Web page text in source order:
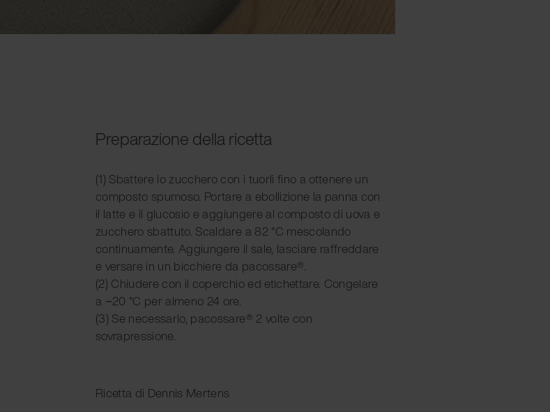
Preparazione della ricetta
(1) Sbattere lo zucchero con i tuorli fino a ottenere un
composto spumoso. Portare a ebollizione la panna con
il latte e il glucosio e aggiungere al composto di uova e
zucchero sbattuto. Scaldare a 82 °C mescolando
continuamente. Aggiungere il sale, lasciare raffreddare
e versare in un bicchiere da pacossare®.
(2) Chiudere con il coperchio ed etichettare. Congelare
a −20 °C per almeno 24 ore.
(3) Se necessario, pacossare® 2 volte con
sovrapressione.
Ricetta di Dennis Mertens